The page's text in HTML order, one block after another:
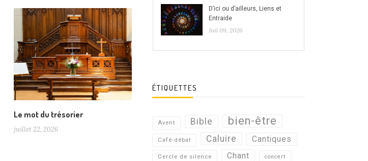
Le mot du trésorier
juillet 22, 2026
D’ici ou d’ailleurs, Liens et
Entraide
Juil 09, 2026
ÉTIQUETTES
Avent Bible bien-être
Café-débat Caluire Cantiques
Cercle de silence Chant concert